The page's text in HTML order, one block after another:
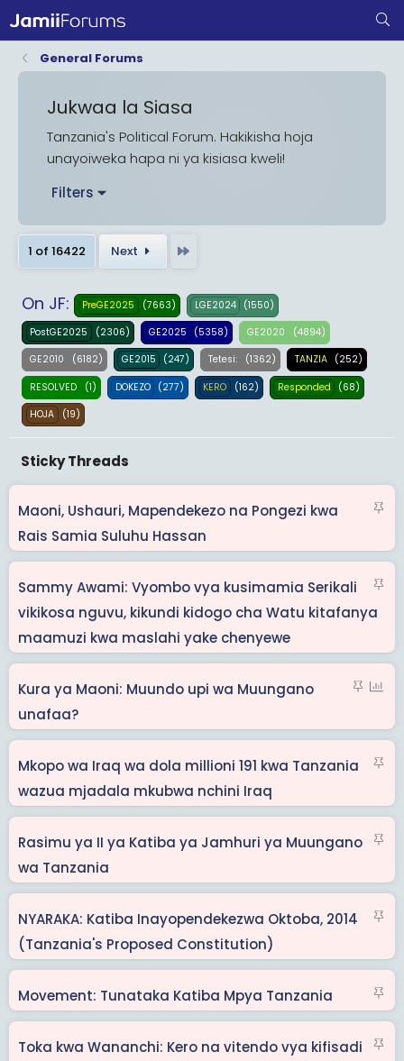
General Forums
Jukwaa la Siasa
Tanzania's Political Forum. Hakikisha hoja
unayoiweka hapa ni ya kisiasa kweli!
Filters
1 of 16422 Next
On JF: PreGE2025 (7663) LGE2024 (1550)
PostGE2025 (2306) GE2025 (5358) GE2020 (4894)
GE2010 (6182) GE2015 (247) Tetesi: (1362) TANZIA (252)
RESOLVED (1) DOKEZO (277) KERO (162) Responded (68)
HOJA (19)
S
i
k
Maoni, Ushauri, Mapendekezo na Pongezi kwa
Rais Samia Suluhu Hassan
S
c
k
y
Sammy Awami: Vyombo vya kusimamia Serikali
vikikosa nguvu, kikundi kidogo cha Watu kitafanya
maamuzi kwa maslahi yake chenyewe
S
i
l
Kura ya Maoni: Muundo upi wa Muungano
unafaa?
S
i
k
Mkopo wa Iraq wa dola millioni 191 kwa Tanzania
wazua mjadala mkubwa nchini Iraq
S
i
k
Rasimu ya II ya Katiba ya Jamhuri ya Muungano
wa Tanzania
S
i
k
y
NYARAKA: Katiba Inayopendekezwa Oktoba, 2014
(Tanzania's Proposed Constitution)
S
t
i
Movement: Tunataka Katiba Mpya Tanzania
S
Toka kwa Wananchi: Kero na vitendo vya kifisadi